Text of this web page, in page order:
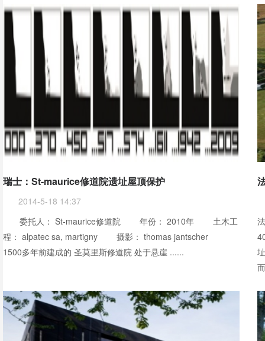
瑞士：St-maurice修道院遗址屋顶保护
2014-5-18 14:37
委托人： St-maurice修道院 年份： 2010年 土木工
程： alpatec sa, martigny 摄影： thomas jantscher
1500多年前建成的 圣莫里斯修道院 处于悬崖 ......